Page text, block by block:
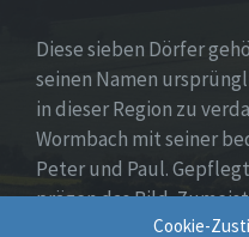
Cookie-
Diese sieben Dörfer
seinen Namen
in dieser Region zu
Wormbach mit seiner
Peter und Paul.
prägen das Bild.
Mittelpunkt, umgeben